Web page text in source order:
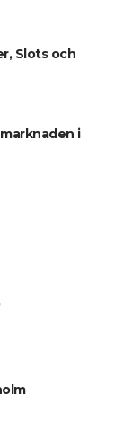
Slots och
i